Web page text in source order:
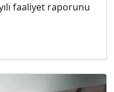
faaliyet raporunu